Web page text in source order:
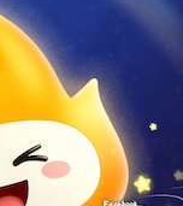
支持[0] 反对[0]